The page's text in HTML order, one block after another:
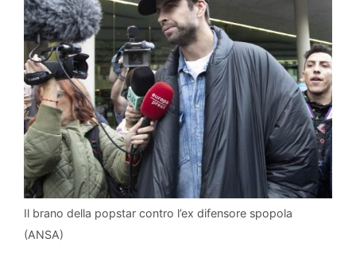
Il brano della popstar contro l’ex difensore spopola
(ANSA)